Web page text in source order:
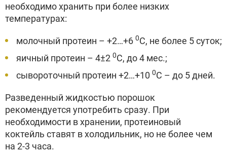
необходимо хранить при более низких
температурах:
молочный протеин – +2…+6 0С, не более 5 суток;
яичный протеин – 4±2 0С, до 4 мес.;
сывороточный протеин +2…+10 0С – до 5 дней.
Разведенный жидкостью порошок
рекомендуется употребить сразу. При
необходимости в хранении, протеиновый
коктейль ставят в холодильник, но не более чем
на 2-3 часа.